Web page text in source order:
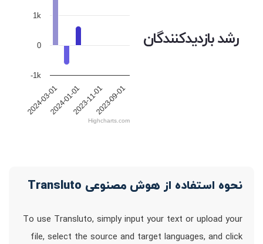
رشد بازدیدکنندگان
2024-03-012024-01-012023-11-012023-09-01
-1k
0
1k
Highcharts.com
نحوه استفاده از هوش مصنوعی Transluto
To use Transluto, simply input your text or upload your
file, select the source and target languages, and click